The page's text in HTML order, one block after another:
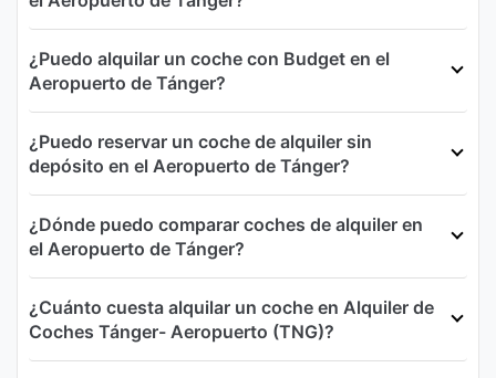
¿Puedo alquilar un coche con Budget en el
Aeropuerto de Tánger?
¿Puedo reservar un coche de alquiler sin
depósito en el Aeropuerto de Tánger?
¿Dónde puedo comparar coches de alquiler en
el Aeropuerto de Tánger?
¿Cuánto cuesta alquilar un coche en Alquiler de
Coches Tánger- Aeropuerto (TNG)?